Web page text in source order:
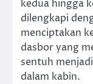
kedua hingga
dilengkapi
menciptakan
dasbor yang
sentuh
dalam kabin.